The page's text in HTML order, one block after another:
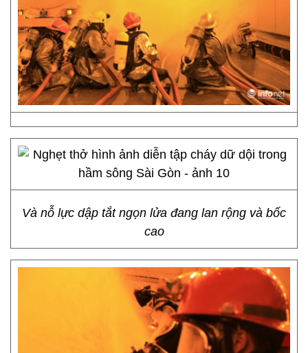
Và nỗ lực dập tắt ngọn lửa đang lan rộng và bốc
cao